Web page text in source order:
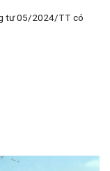
tư 05/2024/TT có